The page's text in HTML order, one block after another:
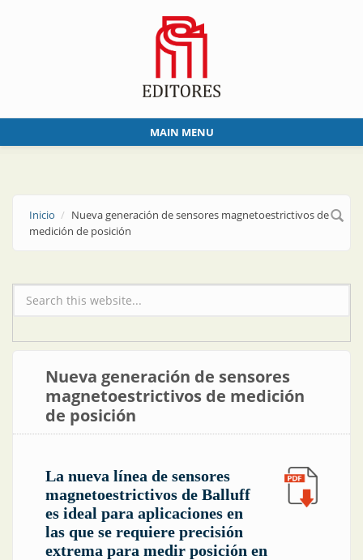
MAIN MENU
Inicio
Nueva generación de sensores magnetoestrictivos de
medición de posición
Formulario de búsqueda
Nueva generación de sensores
magnetoestrictivos de medición
de posición
La nueva línea de sensores
magnetoestrictivos de Balluff
es ideal para aplicaciones en
las que se requiere precisión
extrema para medir posición en